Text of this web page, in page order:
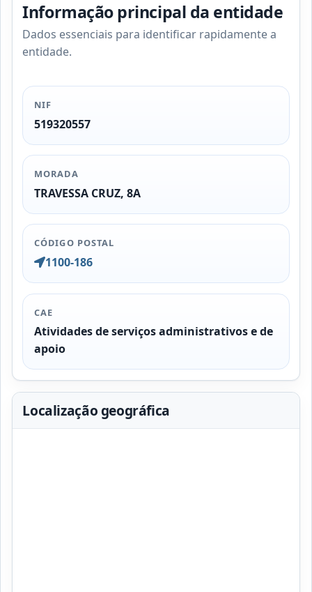
Informação principal da entidade
Dados essenciais para identificar rapidamente a
entidade.
NIF
519320557
MORADA
TRAVESSA CRUZ, 8A
CÓDIGO POSTAL
1100-186
CAE
Atividades de serviços administrativos e de
apoio
Localização geográfica